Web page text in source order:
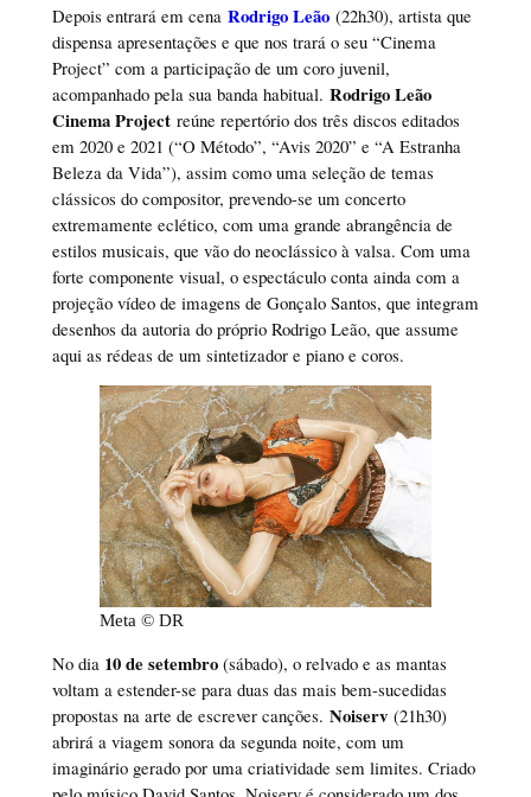
Depois entrará em cena Rodrigo Leão(22h30), artista que
dispensa apresentações e que nos trará o seu “Cinema
Project” com a participação de um coro juvenil,
acompanhado pela sua banda habitual. Rodrigo Leão
Cinema Projectreúne repertório dos três discos editados
em 2020 e 2021 (“O Método”, “Avis 2020” e “A Estranha
Beleza da Vida”), assim como uma seleção de temas
clássicos do compositor, prevendo-se um concerto
extremamente eclético, com uma grande abrangência de
estilos musicais, que vão do neoclássico à valsa. Com uma
forte componente visual, o espectáculo conta ainda com a
projeção vídeo de imagens de Gonçalo Santos, que integram
desenhos da autoria do próprio Rodrigo Leão, que assume
aqui as rédeas de um sintetizador e piano e coros.
Meta © DR
No dia 10 de setembro(sábado), o relvado e as mantas
voltam a estender-se para duas das mais bem-sucedidas
propostas na arte de escrever canções. Noiserv(21h30)
abrirá a viagem sonora da segunda noite, com um
imaginário gerado por uma criatividade sem limites. Criado